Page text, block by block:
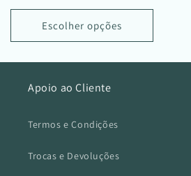
saldo
Escolher opções
Apoio ao Cliente
Termos e Condições
Trocas e Devoluções